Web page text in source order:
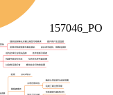
157046_PO